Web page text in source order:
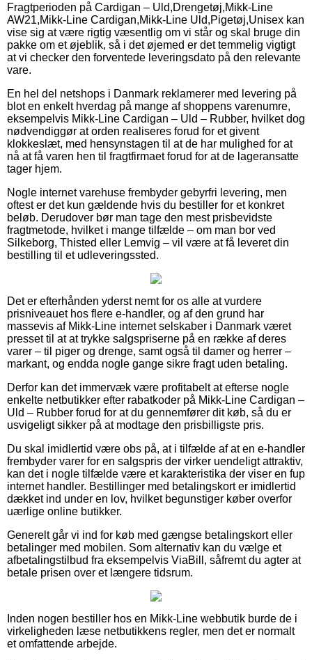
Fragtperioden på Cardigan – Uld,Drengetøj,Mikk-Line
AW21,Mikk-Line Cardigan,Mikk-Line Uld,Pigetøj,Unisex kan
vise sig at være rigtig væsentlig om vi står og skal bruge din
pakke om et øjeblik, så i det øjemed er det temmelig vigtigt
at vi checker den forventede leveringsdato på den relevante
vare.
En hel del netshops i Danmark reklamerer med levering på
blot en enkelt hverdag på mange af shoppens varenumre,
eksempelvis Mikk-Line Cardigan – Uld – Rubber, hvilket dog
nødvendiggør at orden realiseres forud for et givent
klokkeslæt, med hensynstagen til at de har mulighed for at
nå at få varen hen til fragtfirmaet forud for at de lageransatte
tager hjem.
Nogle internet varehuse frembyder gebyrfri levering, men
oftest er det kun gældende hvis du bestiller for et konkret
beløb. Derudover bør man tage den mest prisbevidste
fragtmetode, hvilket i mange tilfælde – om man bor ved
Silkeborg, Thisted eller Lemvig – vil være at få leveret din
bestilling til et udleveringssted.
Det er efterhånden yderst nemt for os alle at vurdere
prisniveauet hos flere e-handler, og af den grund har
massevis af Mikk-Line internet selskaber i Danmark været
presset til at at trykke salgspriserne på en række af deres
varer – til piger og drenge, samt også til damer og herrer –
markant, og endda nogle gange sikre fragt uden betaling.
Derfor kan det immervæk være profitabelt at efterse nogle
enkelte netbutikker efter rabatkoder på Mikk-Line Cardigan –
Uld – Rubber forud for at du gennemfører dit køb, så du er
usvigeligt sikker på at modtage den prisbilligste pris.
Du skal imidlertid være obs på, at i tilfælde af at en e-handler
frembyder varer for en salgspris der virker uendeligt attraktiv,
kan det i nogle tilfælde være et karakteristika der viser en fup
internet handler. Bestillinger med betalingskort er imidlertid
dækket ind under en lov, hvilket begunstiger køber overfor
uærlige online butikker.
Generelt går vi ind for køb med gængse betalingskort eller
betalinger med mobilen. Som alternativ kan du vælge et
afbetalingstilbud fra eksempelvis ViaBill, såfremt du agter at
betale prisen over et længere tidsrum.
Inden nogen bestiller hos en Mikk-Line webbutik burde de i
virkeligheden læse netbutikkens regler, men det er normalt
et omfattende arbejde.